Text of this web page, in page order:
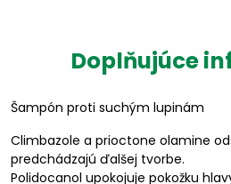
Doplňujúce
Šampón proti suchým lupinám
Climbazole a prioctone olamine
predchádzajú ďalšej tvorbe.
Polidocanol upokojuje pokožku